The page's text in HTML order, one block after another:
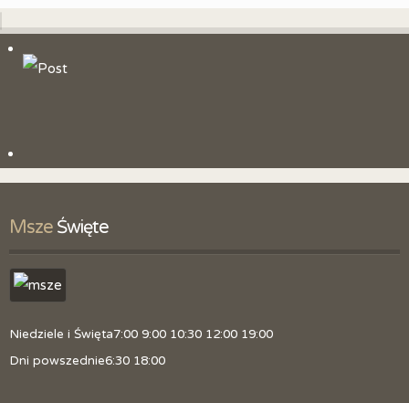
Msze Święte
Niedziele i Święta7:00 9:00 10:30 12:00 19:00
Dni powszednie6:30 18:00